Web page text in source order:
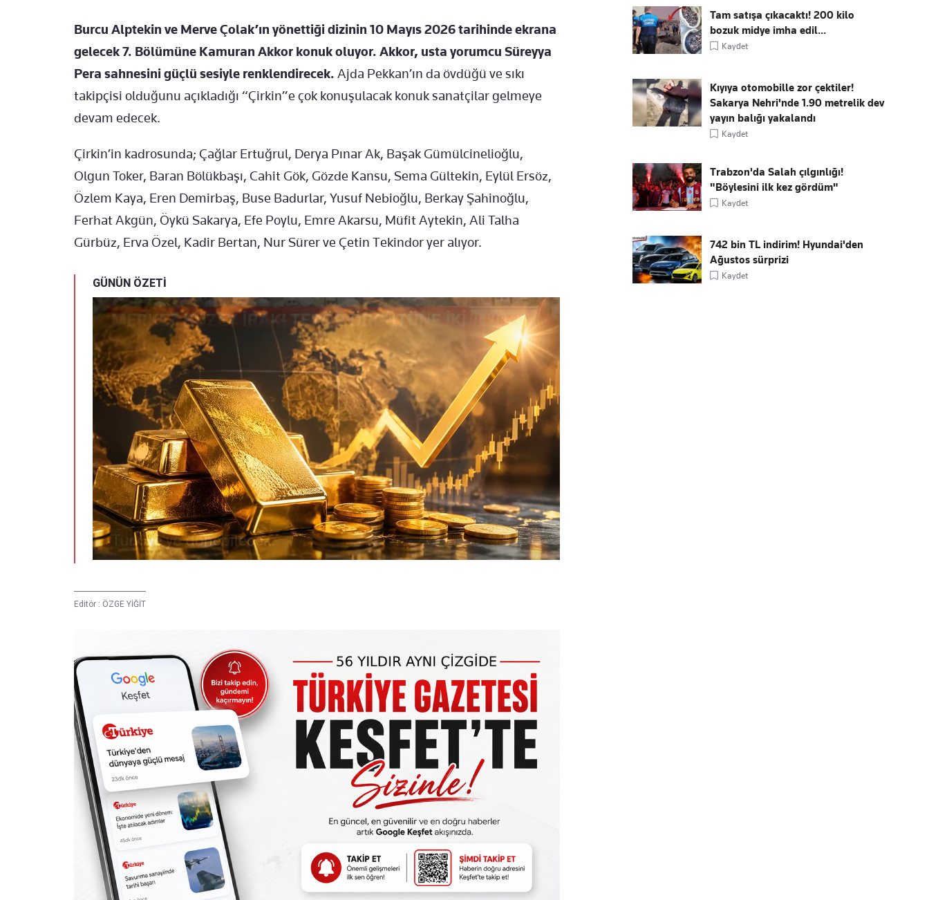
Burcu Alptekin ve Merve Çolak’ın yönettiği dizinin 10 Mayıs 2026 tarihinde ekrana
gelecek 7. Bölümüne Kamuran Akkor konuk oluyor. Akkor, usta yorumcu Süreyya
Pera sahnesini güçlü sesiyle renklendirecek. Ajda Pekkan’ın da övdüğü ve sıkı
takipçisi olduğunu açıkladığı “Çirkin”e çok konuşulacak konuk sanatçilar gelmeye
devam edecek.
Çirkin’in kadrosunda; Çağlar Ertuğrul, Derya Pınar Ak, Başak Gümülcinelioğlu,
Olgun Toker, Baran Bölükbaşı, Cahit Gök, Gözde Kansu, Sema Gültekin, Eylül Ersöz,
Özlem Kaya, Eren Demirbaş, Buse Badurlar, Yusuf Nebioğlu, Berkay Şahinoğlu,
Ferhat Akgün, Öykü Sakarya, Efe Poylu, Emre Akarsu, Müfit Aytekin, Ali Talha
Gürbüz, Erva Özel, Kadir Bertan, Nur Sürer ve Çetin Tekindor yer alıyor.
GÜNÜN ÖZETİ
Editör : ÖZGE YİĞİT
Tam satışa çıkacaktı! 200 kilo
bozuk midye imha edil...
Kaydet
Kıyıya otomobille zor çektiler!
Sakarya Nehri'nde 1.90 metrelik dev
yayın balığı yakalandı
Kaydet
Trabzon'da Salah çılgınlığı!
"Böylesini ilk kez gördüm"
Kaydet
742 bin TL indirim! Hyundai'den
Ağustos sürprizi
Kaydet